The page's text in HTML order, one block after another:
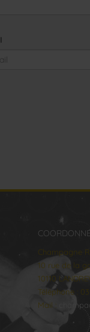
Champagne
10 rue de la
10110
Téléphone : 03
Mail :